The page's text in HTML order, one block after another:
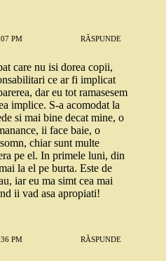
PM RĂSPUNDE
care nu isi dorea copii,
ce ar fi implicat
dar eu tot ramasesem
implice. S-a acomodat la
si mai bine decat mine, o
ii face baie, o
chiar sunt multe
pe el. In primele luni, din
la el pe burta. Este de
iar eu ma simt cea mai
ii vad asa apropiati!
PM RĂSPUNDE